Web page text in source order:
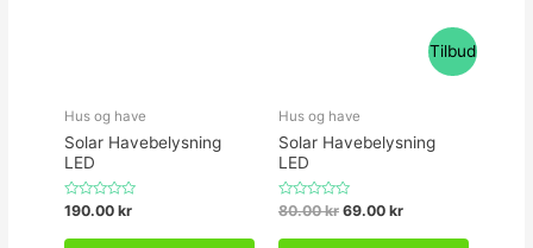
Hus og have
Solar Havebelysning
LED
Vurderet
190.00 kr
Tilbud
Hus og have
Solar Havebelysning
LED
Vurderet
80.00kr 69.00 kr